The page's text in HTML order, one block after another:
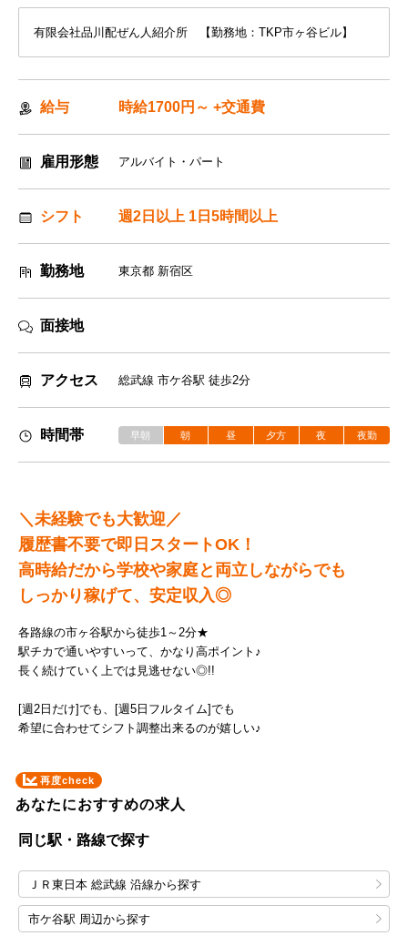
有限会社品川配ぜん人紹介所 【勤務地：TKP市ヶ谷ビル】
給与 時給1700円～ +交通費
雇用形態 アルバイト・パート
シフト 週2日以上 1日5時間以上
勤務地 東京都 新宿区
面接地
アクセス 総武線 市ケ谷駅 徒歩2分
時間帯 早朝 朝 昼 夕方 夜 夜勤
＼未経験でも大歓迎／
履歴書不要で即日スタートOK！
高時給だから学校や家庭と両立しながらでも
しっかり稼げて、安定収入◎
各路線の市ヶ谷駅から徒歩1～2分★
駅チカで通いやすいって、かなり高ポイント♪
長く続けていく上では見逃せない◎!!
[週2日だけ]でも、[週5日フルタイム]でも
希望に合わせてシフト調整出来るのが嬉しい♪
再度check
あなたにおすすめの求人
同じ駅・路線で探す
ＪＲ東日本 総武線 沿線から探す
市ケ谷駅 周辺から探す